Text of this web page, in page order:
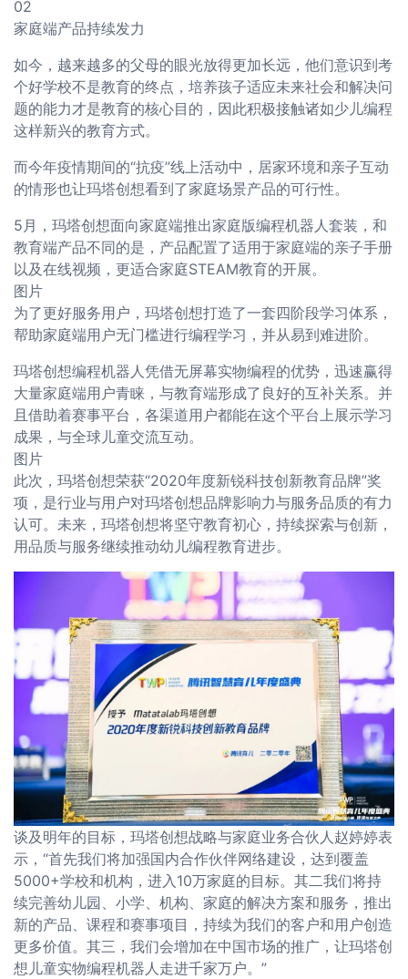
02
家庭端产品持续发力
如今，越来越多的父母的眼光放得更加长远，他们意识到考
个好学校不是教育的终点，培养孩子适应未来社会和解决问
题的能力才是教育的核心目的，因此积极接触诸如少儿编程
这样新兴的教育方式。
而今年疫情期间的“抗疫”线上活动中，居家环境和亲子互动
的情形也让玛塔创想看到了家庭场景产品的可行性。
5月，玛塔创想面向家庭端推出家庭版编程机器人套装，和
教育端产品不同的是，产品配置了适用于家庭端的亲子手册
以及在线视频，更适合家庭STEAM教育的开展。
图片
为了更好服务用户，玛塔创想打造了一套四阶段学习体系，
帮助家庭端用户无门槛进行编程学习，并从易到难进阶。
玛塔创想编程机器人凭借无屏幕实物编程的优势，迅速赢得
大量家庭端用户青睐，与教育端形成了良好的互补关系。并
且借助着赛事平台，各渠道用户都能在这个平台上展示学习
成果，与全球儿童交流互动。
图片
此次，玛塔创想荣获“2020年度新锐科技创新教育品牌”奖
项，是行业与用户对玛塔创想品牌影响力与服务品质的有力
认可。未来，玛塔创想将坚守教育初心，持续探索与创新，
用品质与服务继续推动幼儿编程教育进步。
谈及明年的目标，玛塔创想战略与家庭业务合伙人赵婷婷表
示，“首先我们将加强国内合作伙伴网络建设，达到覆盖
5000+学校和机构，进入10万家庭的目标。其二我们将持
续完善幼儿园、小学、机构、家庭的解决方案和服务，推出
新的产品、课程和赛事项目，持续为我们的客户和用户创造
更多价值。其三，我们会增加在中国市场的推广，让玛塔创
想儿童实物编程机器人走进千家万户。”